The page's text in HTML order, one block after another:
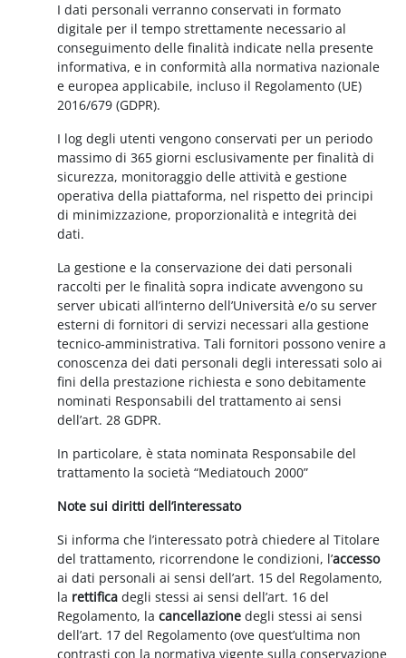
I dati personali verranno conservati in formato
digitale per il tempo strettamente necessario al
conseguimento delle finalità indicate nella presente
informativa, e in conformità alla normativa nazionale
e europea applicabile, incluso il Regolamento (UE)
2016/679 (GDPR).
I log degli utenti vengono conservati per un periodo
massimo di 365 giorni esclusivamente per finalità di
sicurezza, monitoraggio delle attività e gestione
operativa della piattaforma, nel rispetto dei principi
di minimizzazione, proporzionalità e integrità dei
dati.
La gestione e la conservazione dei dati personali
raccolti per le finalità sopra indicate avvengono su
server ubicati all’interno dell’Università e/o su server
esterni di fornitori di servizi necessari alla gestione
tecnico-amministrativa. Tali fornitori possono venire a
conoscenza dei dati personali degli interessati solo ai
fini della prestazione richiesta e sono debitamente
nominati Responsabili del trattamento ai sensi
dell’art. 28 GDPR.
In particolare, è stata nominata Responsabile del
trattamento la società “Mediatouch 2000”
Note sui diritti dell’interessato
Si informa che l’interessato potrà chiedere al Titolare
del trattamento, ricorrendone le condizioni, l’accesso
ai dati personali ai sensi dell’art. 15 del Regolamento,
la rettificadegli stessi ai sensi dell’art. 16 del
Regolamento, lacancellazione degli stessi ai sensi
dell’art. 17 del Regolamento (ove quest’ultima non
contrasti con la normativa vigente sulla conservazione